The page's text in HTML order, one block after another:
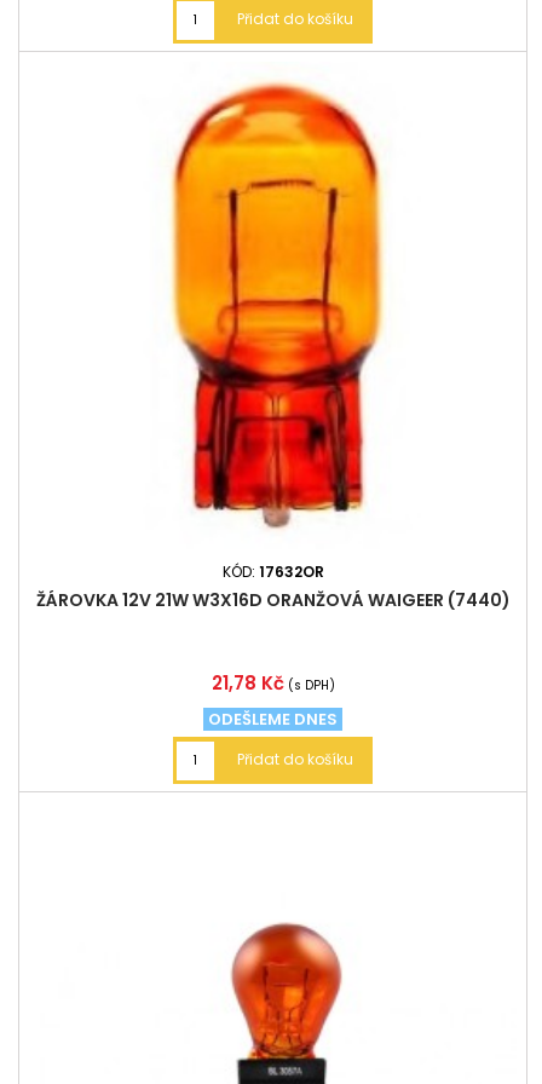
Přidat do košíku
KÓD: 17632OR
ŽÁROVKA 12V 21W W3X16D ORANŽOVÁ WAIGEER (7440)
Cena
21,78 Kč (s DPH)
ODEŠLEME DNES
Přidat do košíku